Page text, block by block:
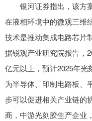
银河证券指出，该方
在液相环境中的微观三维
技术是推动集成电路芯片
据锐观产业研究院报告，
亿元以上，预计2025年光
为半导体、印制电路板、
步可以促进相关产业链的
商，中游光刻胶生产企业